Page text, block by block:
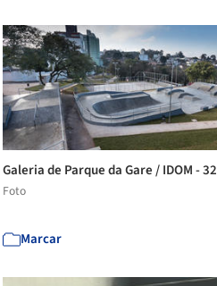
Galeria de Parque da Gare / IDOM - 32
Foto
Marcar